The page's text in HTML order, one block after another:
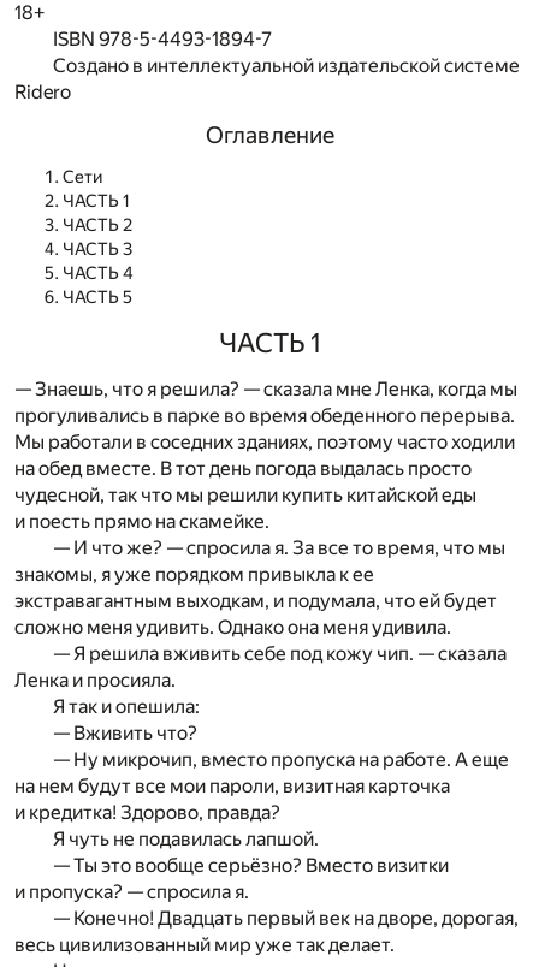
18+
ISBN 978-5-4493-1894-7
Создано в интеллектуальной издательской системе
Ridero
Оглавление
Сети
ЧАСТЬ 1
ЧАСТЬ 2
ЧАСТЬ 3
ЧАСТЬ 4
ЧАСТЬ 5
ЧАСТЬ 1
— Знаешь, что я решила? — сказала мне Ленка, когда мы
прогуливались в парке во время обеденного перерыва.
Мы работали в соседних зданиях, поэтому часто ходили
на обед вместе. В тот день погода выдалась просто
чудесной, так что мы решили купить китайской еды
и поесть прямо на скамейке.
— И что же? — спросила я. За все то время, что мы
знакомы, я уже порядком привыкла к ее
экстравагантным выходкам, и подумала, что ей будет
сложно меня удивить. Однако она меня удивила.
— Я решила вживить себе под кожу чип. — сказала
Ленка и просияла.
Я так и опешила:
— Вживить что?
— Ну микрочип, вместо пропуска на работе. А еще
на нем будут все мои пароли, визитная карточка
и кредитка! Здорово, правда?
Я чуть не подавилась лапшой.
— Ты это вообще серьёзно? Вместо визитки
и пропуска? — спросила я.
— Конечно! Двадцать первый век на дворе, дорогая,
весь цивилизованный мир уже так делает.